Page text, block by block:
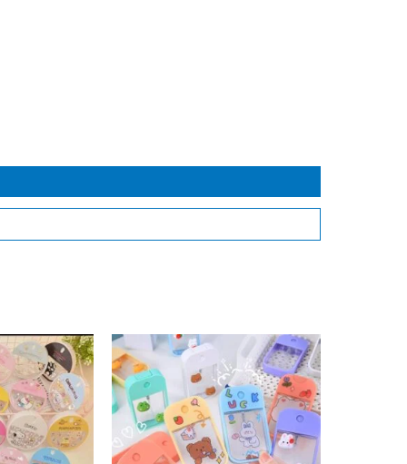
Perfumero
Kawaii
cantidad